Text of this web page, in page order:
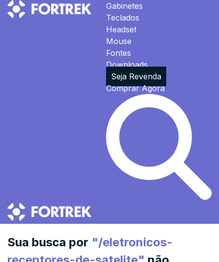
Gabinetes
Teclados
Headset
Mouse
Fontes
Downloads
Seja Revenda
Comprar Agora
Sua busca por "/eletronicos-